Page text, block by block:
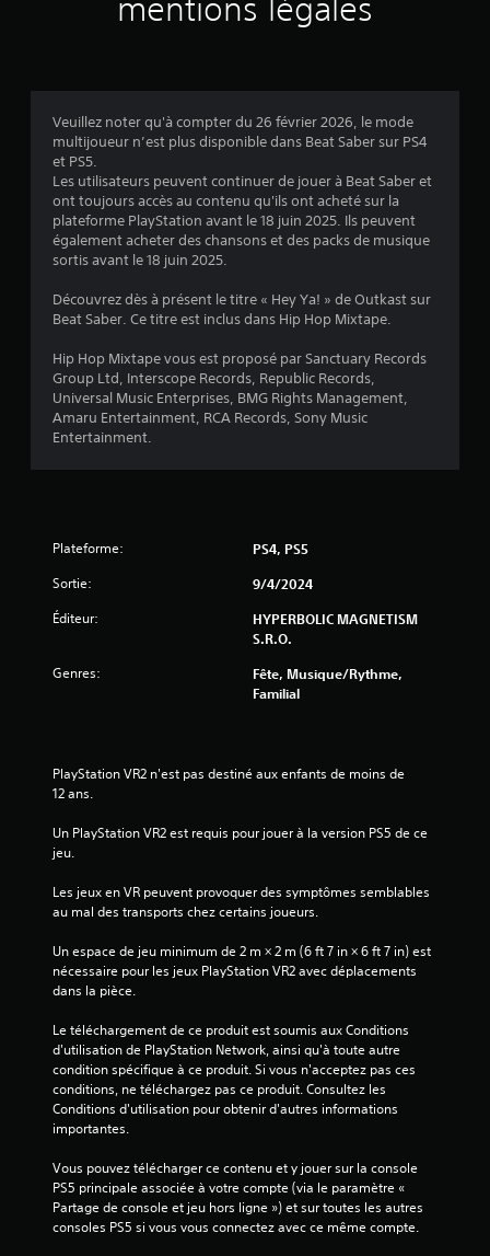
s
5
o
i
u
5
2
a
v
s
mentions légales
Veuillez noter qu'à compter du 26 février 2026, le mode
multijoueur n’est plus disponible dans Beat Saber sur PS4
et PS5.
Les utilisateurs peuvent continuer de jouer à Beat Saber et
ont toujours accès au contenu qu'ils ont acheté sur la
plateforme PlayStation avant le 18 juin 2025. Ils peuvent
également acheter des chansons et des packs de musique
sortis avant le 18 juin 2025.
Découvrez dès à présent le titre « Hey Ya! » de Outkast sur
Beat Saber. Ce titre est inclus dans Hip Hop Mixtape.
Hip Hop Mixtape vous est proposé par Sanctuary Records
Group Ltd, Interscope Records, Republic Records,
Universal Music Enterprises, BMG Rights Management,
Amaru Entertainment, RCA Records, Sony Music
Entertainment.
Plateforme: PS4, PS5
Sortie: 9/4/2024
Éditeur:
HYPERBOLIC MAGNETISM
S.R.O.
Genres:
Fête, Musique/Rythme,
Familial
PlayStation VR2 n'est pas destiné aux enfants de moins de
12 ans.
Un PlayStation VR2 est requis pour jouer à la version PS5 de ce
jeu.
Les jeux en VR peuvent provoquer des symptômes semblables
au mal des transports chez certains joueurs.
Un espace de jeu minimum de 2 m × 2 m (6 ft 7 in × 6 ft 7 in) est
nécessaire pour les jeux PlayStation VR2 avec déplacements
dans la pièce.
Le téléchargement de ce produit est soumis aux Conditions
d'utilisation de PlayStation Network, ainsi qu'à toute autre
condition spécifique à ce produit. Si vous n'acceptez pas ces
conditions, ne téléchargez pas ce produit. Consultez les
Conditions d'utilisation pour obtenir d'autres informations
importantes.
Vous pouvez télécharger ce contenu et y jouer sur la console
PS5 principale associée à votre compte (via le paramètre «
Partage de console et jeu hors ligne ») et sur toutes les autres
consoles PS5 si vous vous connectez avec ce même compte.